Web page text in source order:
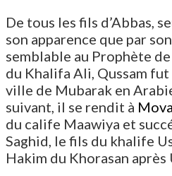
De tous les fils d’Abbas,
son apparence que par
semblable au Prophète de
du Khalifa Ali, Qussam
ville de Mubarak en
suivant, il se rendit à
du calife Maawiya et
Saghid, le fils du khalife
Hakim du Khorasan après